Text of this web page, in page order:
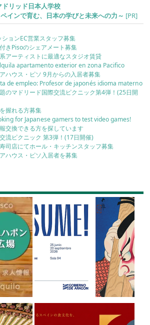
リッド日本人学校
インで育む、日本の学びと未来への力～ [PR]
ションEC営業スタッフ募集
きPisoのシェアメート募集
アーティストに最適なスタジオ賃貸
apartamento exterior en zona Pacifico
ハウス・ピソ 9月からの入居者募集
de empleo: Profesor de japonés idioma materno
のマドリード国際交流ピクニック第4弾！(25日開
握れる方募集
for Japanese gamers to test video games!
交換できる方を探しています
流ピクニック 第3弾！(17日開催)
司店にてホール・キッチンスタッフ募集
ハウス・ピソ入居者を募集